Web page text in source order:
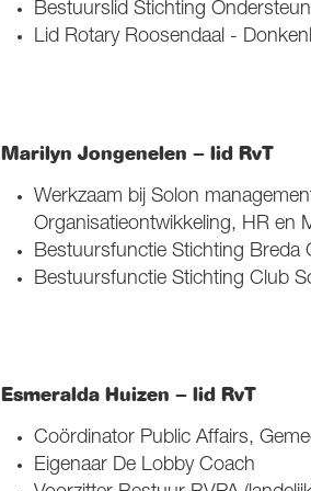
Bestuurslid Stichting
Lid Rotary Roosendaal -
Marilyn Jongenelen – lid RvT
Werkzaam bij Solon
Organisatieontwikkeling, HR en
Bestuursfunctie Stichting Breda
Bestuursfunctie Stichting Club
Esmeralda Huizen – lid RvT
Coördinator Public Affairs,
Eigenaar De Lobby Coach